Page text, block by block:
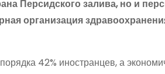
Персидского залива, но и
организация
42% иностранцев, а